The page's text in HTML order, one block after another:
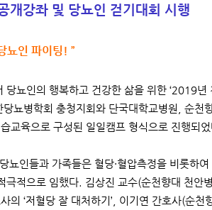
개강좌 및 당뇨인 걷기대회 시행
뇨인 파이팅! ”
뇨인의 행복하고 건강한 삶을 위한 ‘2019년
뇨병학회 충청지회와 단국대학교병원, 순천
교육으로 구성된 일일캠프 형식으로 진행되었
뇨인들과 가족들은 혈당·혈압측정을 비롯하
적으로 임했다. 김상진 교수(순천향대 천안
의 ‘저혈당 잘 대처하기’, 이기연 간호사(순천